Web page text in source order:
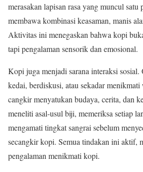
merasakan lapisan rasa yang muncul satu
membawa kombinasi keasaman, manis
Aktivitas ini menegaskan bahwa kopi
tapi pengalaman sensorik dan emosional.
Kopi juga menjadi sarana interaksi
kedai, berdiskusi, atau sekadar
cangkir menyatukan budaya, cerita, dan
meneliti asal-usul biji, memeriksa setiap
mengamati tingkat sangrai sebelum
secangkir kopi. Semua tindakan ini aktif,
pengalaman menikmati kopi.